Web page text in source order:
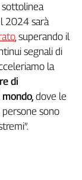
sottolinea
2024 sarà
, superando il
segnali di
la
di
dove le
sono